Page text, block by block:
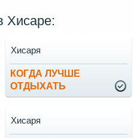
Хисаре:
КОГДА ЛУЧШЕ
ОТДЫХАТЬ
Хисаря
Хисаря